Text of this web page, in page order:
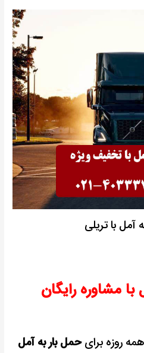
آمل با تریلی
مشاوره رایگان
روزه برایحمل بار به آمل